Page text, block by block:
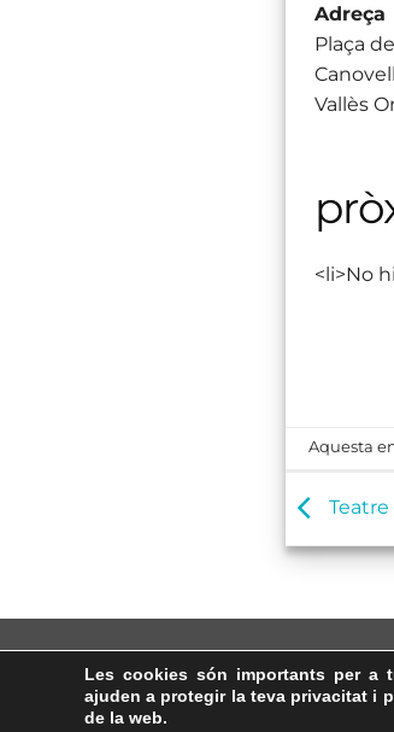
Adreça
Plaça
Vallès
<li>No
Aquesta
Teatre
Les cookies són importants per a
ajuden a protegir la teva privacitat i
de la web.